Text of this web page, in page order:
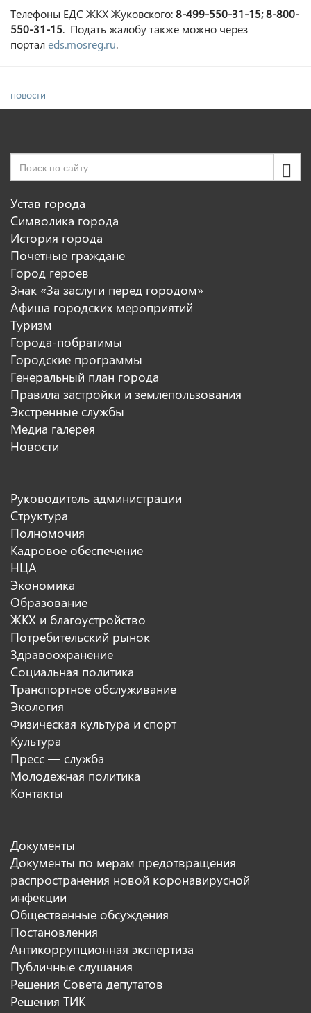
Телефоны ЕДС ЖКХ Жуковского:8-499-550-31-15; 8-800-
550-31-15. Подать жалобу также можно через
порталeds.mosreg.ru.
новости
Устав города
Символика города
История города
Почетные граждане
Город героев
Знак «За заслуги перед городом»
Афиша городских мероприятий
Туризм
Города-побратимы
Городские программы
Генеральный план города
Правила застройки и землепользования
Экстренные службы
Медиа галерея
Новости
Руководитель администрации
Структура
Полномочия
Кадровое обеспечение
НЦА
Экономика
Образование
ЖКХ и благоустройство
Потребительский рынок
Здравоохранение
Социальная политика
Транспортное обслуживание
Экология
Физическая культура и спорт
Культура
Пресс — служба
Молодежная политика
Контакты
Документы
Документы по мерам предотвращения
распространения новой коронавирусной
инфекции
Общественные обсуждения
Постановления
Антикоррупционная экспертиза
Публичные слушания
Решения Совета депутатов
Решения ТИК